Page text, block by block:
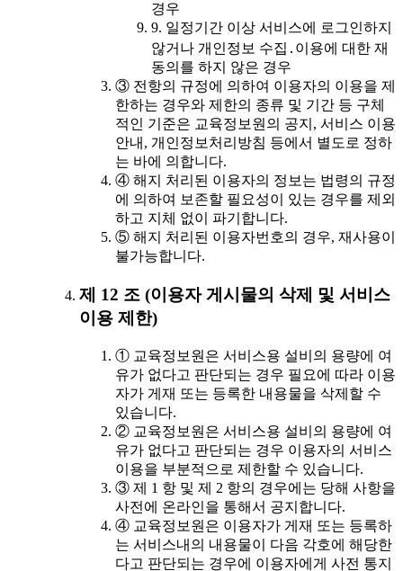
경우
9. 일정기간 이상 서비스에 로그인하지
않거나 개인정보 수집․이용에 대한 재
동의를 하지 않은 경우
③ 전항의 규정에 의하여 이용자의 이용을 제
한하는 경우와 제한의 종류 및 기간 등 구체
적인 기준은 교육정보원의 공지, 서비스 이용
안내, 개인정보처리방침 등에서 별도로 정하
는 바에 의합니다.
④ 해지 처리된 이용자의 정보는 법령의 규정
에 의하여 보존할 필요성이 있는 경우를 제외
하고 지체 없이 파기합니다.
⑤ 해지 처리된 이용자번호의 경우, 재사용이
불가능합니다.
제 12 조 (이용자 게시물의 삭제 및 서비스
이용 제한)
① 교육정보원은 서비스용 설비의 용량에 여
유가 없다고 판단되는 경우 필요에 따라 이용
자가 게재 또는 등록한 내용물을 삭제할 수
있습니다.
② 교육정보원은 서비스용 설비의 용량에 여
유가 없다고 판단되는 경우 이용자의 서비스
이용을 부분적으로 제한할 수 있습니다.
③ 제 1 항 및 제 2 항의 경우에는 당해 사항을
사전에 온라인을 통해서 공지합니다.
④ 교육정보원은 이용자가 게재 또는 등록하
는 서비스내의 내용물이 다음 각호에 해당한
다고 판단되는 경우에 이용자에게 사전 통지